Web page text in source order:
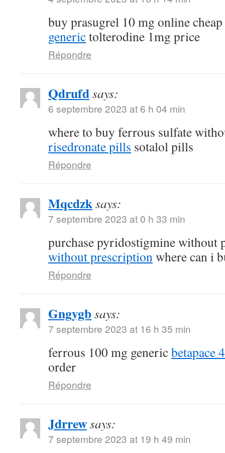
buy prasugrel 10 mg online cheap
generictolterodine 1mg price
Répondre
Qdrufdsays:
6 septembre 2023 at 6 h 04 min
where to buy ferrous sulfate
risedronate pills sotalol pills
Répondre
Mqcdzksays:
7 septembre 2023 at 0 h 33 min
purchase pyridostigmine without
without prescriptionwhere can i
Répondre
Gngygbsays:
7 septembre 2023 at 16 h 35 min
ferrous 100 mg genericbetapace
order
Répondre
Jdrrewsays:
7 septembre 2023 at 19 h 49 min